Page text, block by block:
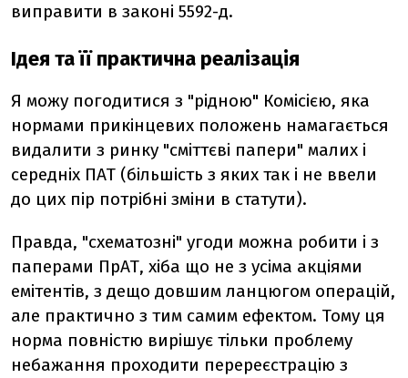
виправити в законі 5592-д.
Ідея та її практична реалізація
Я можу погодитися з "рідною" Комісією, яка
нормами прикінцевих положень намагається
видалити з ринку "сміттєві папери" малих і
середніх ПАТ (більшість з яких так і не ввели
до цих пір потрібні зміни в статути).
Правда, "схематозні" угоди можна робити і з
паперами ПрАТ, хіба що не з усіма акціями
емітентів, з дещо довшим ланцюгом операцій,
але практично з тим самим ефектом. Тому ця
норма повністю вирішує тільки проблему
небажання проходити перереєстрацію з